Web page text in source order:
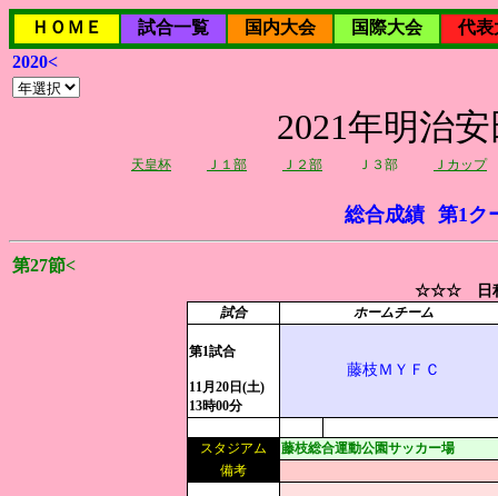
ＨＯＭＥ 試合一覧 国内大会 国際大会
代表
2020<
2021年明治
天皇杯 Ｊ１部 Ｊ２部 Ｊ３部 Ｊカップ
総合成績 第1ク
第27節<
☆☆☆ 日
試合 ホームチーム
第1試合
11月20日(土)
13時00分
藤枝ＭＹＦＣ
スタジアム
藤枝総合運動公園サッカー場
備考